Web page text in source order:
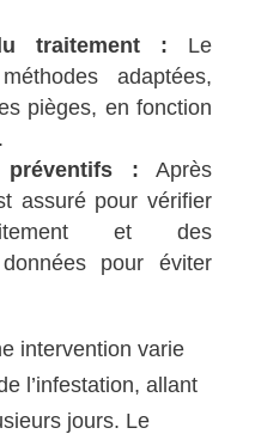
traitement : Le
adaptées,
pièges, en fonction
: Après
assuré pour vérifier
et des
pour éviter
intervention varie
l’infestation, allant
jours. Le